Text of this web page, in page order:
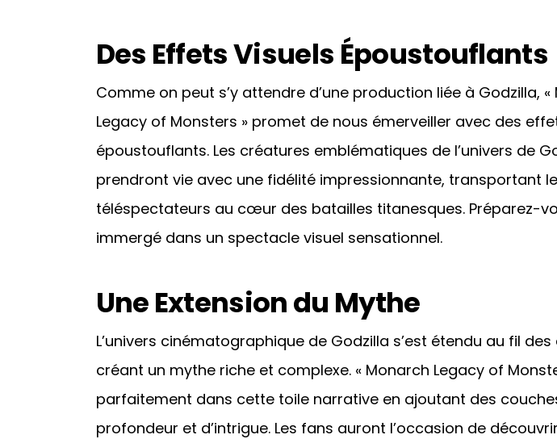
Des Effets Visuels Époustouflants
Comme on peut s’y attendre d’une production liée à Godzilla, «
Legacy of Monsters » promet de nous émerveiller avec des
époustouflants. Les créatures emblématiques de l’univers de
prendront vie avec une fidélité impressionnante, transportant
téléspectateurs au cœur des batailles titanesques. Préparez-
immergé dans un spectacle visuel sensationnel.
Une Extension du Mythe
L’univers cinématographique de Godzilla s’est étendu au fil des
créant un mythe riche et complexe. « Monarch Legacy of
parfaitement dans cette toile narrative en ajoutant des
profondeur et d’intrigue. Les fans auront l’occasion de